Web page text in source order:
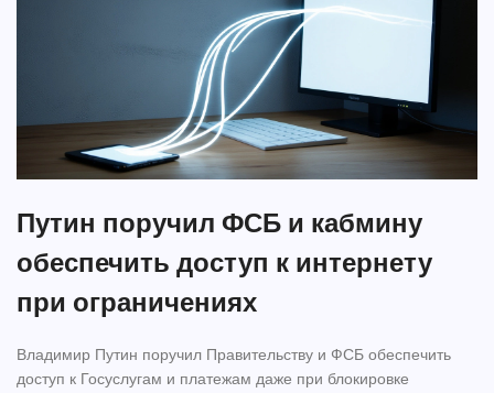
Путин поручил ФСБ и кабмину
обеспечить доступ к интернету
при ограничениях
Владимир Путин поручил Правительству и ФСБ обеспечить
доступ к Госуслугам и платежам даже при блокировке